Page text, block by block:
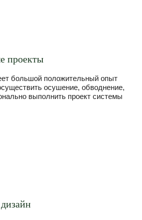
проекты
большой положительный опыт
осушение, обводнение,
выполнить проект системы